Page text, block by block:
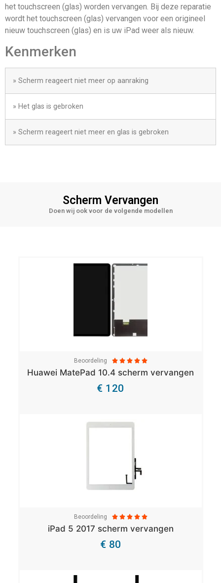
het touchscreen (glas) worden vervangen. Bij deze reparatie
wordt het touchscreen (glas) vervangen voor een origineel
nieuw touchscreen (glas) en is uw iPad weer als nieuw.
Kenmerken
» Scherm reageert niet meer op aanraking
» Het glas is gebroken
» Scherm reageert niet meer en glas is gebroken
Scherm Vervangen
Doen wij ook voor de volgende modellen
Beoordeling     
Huawei MatePad 10.4 scherm vervangen
€ 120
Bekijk Details
Beoordeling     
iPad 5 2017 scherm vervangen
€ 80
Bekijk Details